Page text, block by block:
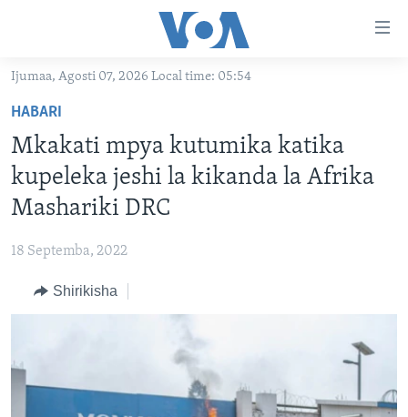
Nenda
kuu
Nenda
katika
urambazaji
Nenda
tafuta
TANZANIA
JAMHURI YA KIDEMOKRASIA YA KONGO
UGANDA
BURUNDI
DUNIA
VIDEO
DUNIANI LEO
MAISHA NA AFYA
MATANGAZO YETU
ALFAJIRI 0300 UTC
JIONI 1630 UTC
KWA UNDANI 1800 UTC
JARIDA LA WIKIENDI
Ijumaa, Agosti 07, 2026 Local time: 05:54
HABARI
Mkakati mpya kutumika katika
kupeleka jeshi la kikanda la Afrika
Mashariki DRC
18 Septemba, 2022
Shirikisha